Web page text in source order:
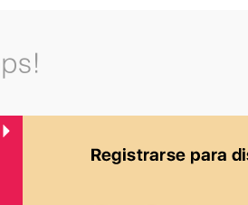
inténtalo de nuevo.